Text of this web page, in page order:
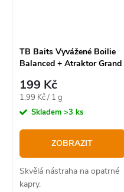
TB Baits Vyvážené Boilie
Balanced + Atraktor Grand
199 Kč
Měrná
cena:
1,99 Kč / 1 g
Skladem >3 ks
ZOBRAZIT
Skvělá nástraha na opatrné
kapry.